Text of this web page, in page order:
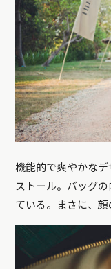
機能的で爽やかな
ストール。バッグ
ている。まさに、顔